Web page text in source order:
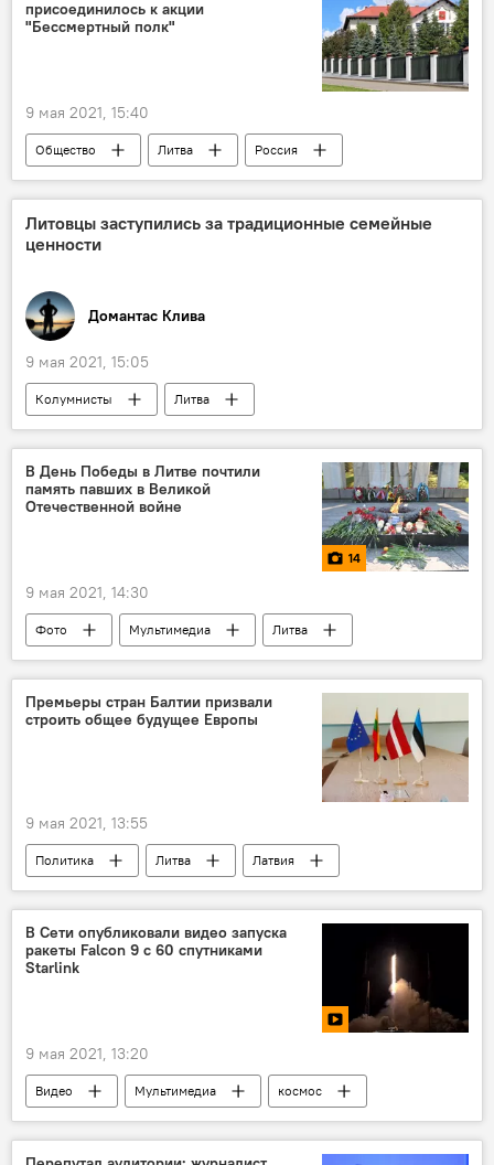
присоединилось к акции
"Бессмертный полк"
9 мая 2021, 15:40
Общество Литва
Россия
День Победы
Посольство России в Литве
Литовцы заступились за традиционные семейные
ценности
Домантас Клива
9 мая 2021, 15:05
Колумнисты Литва
В День Победы в Литве почтили
память павших в Великой
Отечественной войне
14
9 мая 2021, 14:30
Фото Мультимедиа
Литва
Вильнюс
Премьеры стран Балтии призвали
строить общее будущее Европы
9 мая 2021, 13:55
Политика Литва
Латвия
Эстония
Европа политика
В Сети опубликовали видео запуска
ракеты Falcon 9 с 60 спутниками
Starlink
9 мая 2021, 13:20
Видео Мультимедиа
космос
SpaceX